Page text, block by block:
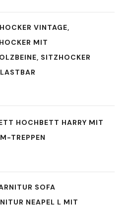
VINTAGE,
MIT
SITZHOCKER
HOCHBETT HARRY MIT
TREPPEN
SOFA
NEAPEL L MIT